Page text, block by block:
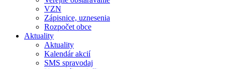
VZN
Zápisnice, uznesenia
Rozpočet obce
Aktuality
Aktuality
Kalendár akcií
SMS spravodaj